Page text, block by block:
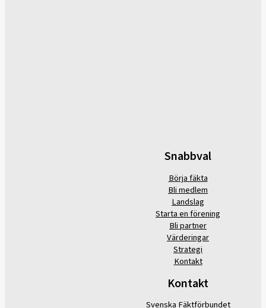
Snabbval
Börja fäkta
Bli medlem
Landslag
Starta en förening
Bli partner
Värderingar
Strategi
Kontakt
Kontakt
Svenska Fäktförbundet